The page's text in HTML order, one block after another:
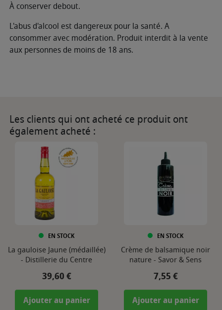
À conserver debout.
L'abus d'alcool est dangereux pour la santé. A
consommer avec modération. Produit interdit à la vente
aux personnes de moins de 18 ans.
Les clients qui ont acheté ce produit ont
également acheté :
EN STOCK
La gauloise Jaune (médaillée)
- Distillerie du Centre
Prix
39,60 €
Ajouter au panier
EN STOCK
Crème de balsamique noir
nature - Savor & Sens
Prix
7,55 €
Ajouter au panier